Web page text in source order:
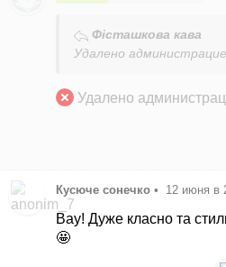
Фісташкова кава
Удалено
Удалено
Кусюче сонечко • 12 июня в
Вау! Дуже класно та
🤩